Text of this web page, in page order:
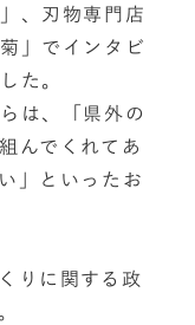
、刃物専門店
」でインタビ
た。
は、「県外の
んでくれてあ
」といったお
りに関する政